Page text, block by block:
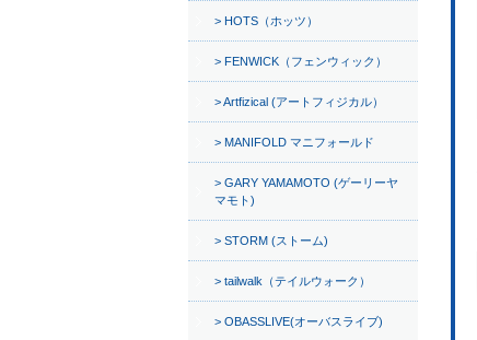
HOTS（ホッツ）
FENWICK（フェンウィック）
Artfizical (アートフィジカル）
MANIFOLD マニフォールド
GARY YAMAMOTO (ゲーリーヤ
マモト)
STORM (ストーム)
tailwalk（テイルウォーク）
OBASSLIVE(オーバスライブ)